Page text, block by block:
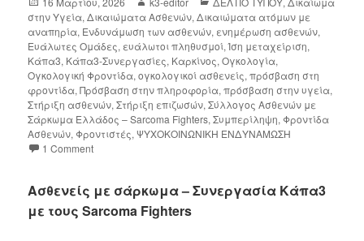
στην Υγεία,Δικαιώματα Ασθενών,Δικαιώματα ατόμων με
αναπηρία, Ενδυνάμωση των ασθενών, ενημέρωση ασθενών,
Ευάλωτες Ομάδες, ευάλωτοι πληθυσμοί,Ίση μεταχείριση,
Κάπα3, Κάπα3-Συνεργασίες, Καρκίνος,Ογκολογία,
Ογκολογική Φροντίδα,ογκολογικοί ασθενείς,πρόσβαση στη
φροντίδα,Πρόσβαση στην πληροφορία,πρόσβαση στην υγεία,
Στήριξη ασθενών,Στήριξη επιζωσών,Σύλλογος Ασθενών με
Σάρκωμα Ελλάδος – Sarcoma Fighters,Συμπερίληψη, Φροντίδα
Ασθενών, Φροντιστές,ΨΥΧΟΚΟΙΝΩΝΙΚΗ ΕΝΔΥΝΑΜΩΣΗ
1 Comment
Ασθενείς με σάρκωμα – Συνεργασία Κάπα3
με τους Sarcoma Fighters